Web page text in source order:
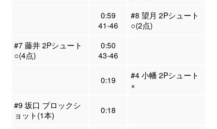
0:59
41-46
#8 望月 2Pシュート
○(2点)
#7 藤井 2Pシュート
○(4点)
0:50
43-46
0:19
#4 小幡 2Pシュート
×
#9 坂口 ブロックシ
ョット(1本)
0:18